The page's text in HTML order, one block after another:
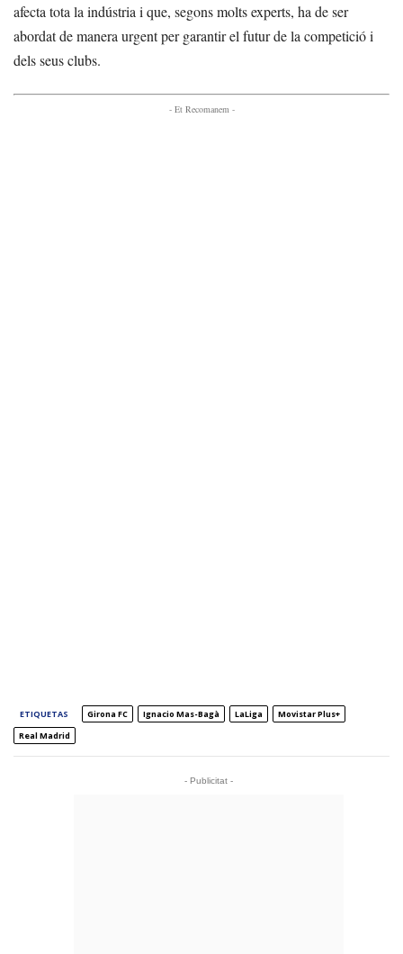
afecta tota la indústria i que, segons molts experts, ha de ser
abordat de manera urgent per garantir el futur de la competició i
dels seus clubs.
- Et Recomanem -
ETIQUETAS Girona FC Ignacio Mas-Bagà LaLiga
Movistar Plus+
Real Madrid
- Publicitat -